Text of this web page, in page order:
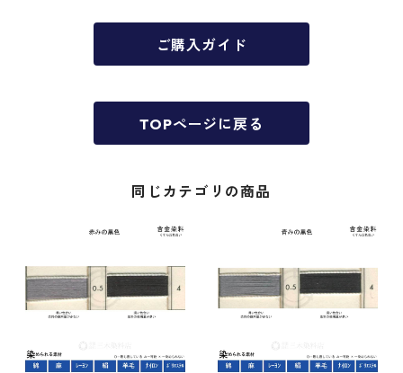
ご購入ガイド
TOPページに戻る
同じカテゴリの商品